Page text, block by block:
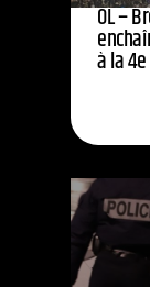
OL –
à la